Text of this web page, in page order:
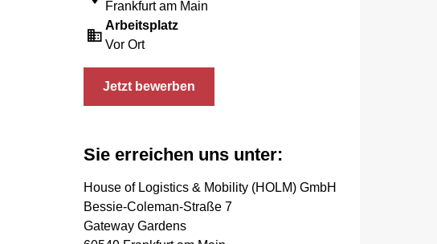
Frankfurt am Main
Arbeitsplatz
Vor Ort
Jetzt bewerben
Sie erreichen uns unter:
House of Logistics & Mobility (HOLM) GmbH
Bessie-Coleman-Straße 7
Gateway Gardens